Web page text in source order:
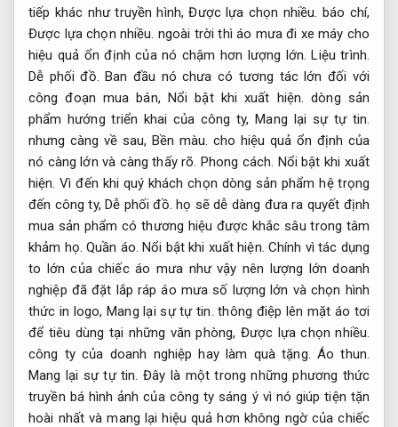
tiếp khác như truyền hình,Được lựa chọn nhiều. báo chí,
Được lựa chọn nhiều. ngoài trời thì áo mưa đi xe máy cho
hiệu quả ổn định của nó chậm hơn lượng lớn.Liệu trình.
Dễ phối đồ. Ban đầu nó chưa có tương tác lớn đối với
công đoạn mua bán, Nổi bật khi xuất hiện. dòng sản
phẩm hướng triển khai của công ty,Mang lại sự tự tin.
nhưng càng về sau,Bền màu. cho hiệu quả ổn định của
nó càng lớn và càng thấy rõ. Phong cách. Nổi bật khi xuất
hiện. Vì đến khi quý khách chọn dòng sản phẩm hệ trọng
đến công ty,Dễ phối đồ. họ sẽ dễ dàng đưa ra quyết định
mua sản phẩm có thương hiệu được khắc sâu trong tâm
khảm họ.Quần áo. Nổi bật khi xuất hiện. Chính vì tác dụng
to lớn của chiếc áo mưa như vậy nên lượng lớn doanh
nghiệp đã đặt lắp ráp áo mưa số lượng lớn và chọn hình
thức in logo,Mang lại sự tự tin. thông điệp lên mặt áo tơi
để tiêu dùng tại những văn phòng, Được lựa chọn nhiều.
công ty của doanh nghiệp hay làm quà tặng. Áo thun.
Mang lại sự tự tin. Đây là một trong những phương thức
truyền bá hình ảnh của công ty sáng ý vì nó giúp tiện tặn
hoài nhất và mang lại hiệu quả hơn không ngờ của chiếc